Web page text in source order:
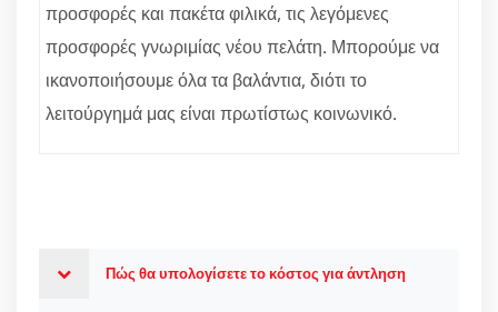
προσφορές και πακέτα φιλικά, τις λεγόμενες
προσφορές γνωριμίας νέου πελάτη. Μπορούμε να
ικανοποιήσουμε όλα τα βαλάντια, διότι το
λειτούργημά μας είναι πρωτίστως κοινωνικό.
Πώς θα υπολογίσετε το κόστος για άντληση